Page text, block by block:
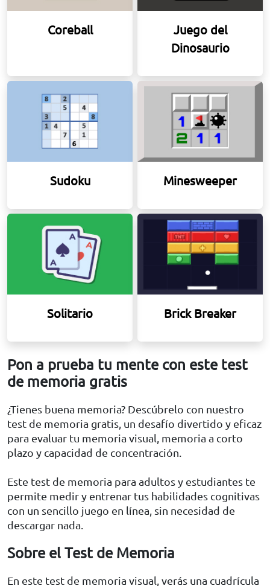
Coreball
Juego del
Dinosaurio
Sudoku Minesweeper
Solitario Brick Breaker
Pon a prueba tu mente con este test
de memoria gratis
¿Tienes buena memoria? Descúbrelo con nuestro
test de memoria gratis, un desafío divertido y eficaz
para evaluar tu memoria visual, memoria a corto
plazo y capacidad de concentración.
Este test de memoria para adultos y estudiantes te
permite medir y entrenar tus habilidades cognitivas
con un sencillo juego en línea, sin necesidad de
descargar nada.
Sobre el Test de Memoria
En este test de memoria visual, verás una cuadrícula